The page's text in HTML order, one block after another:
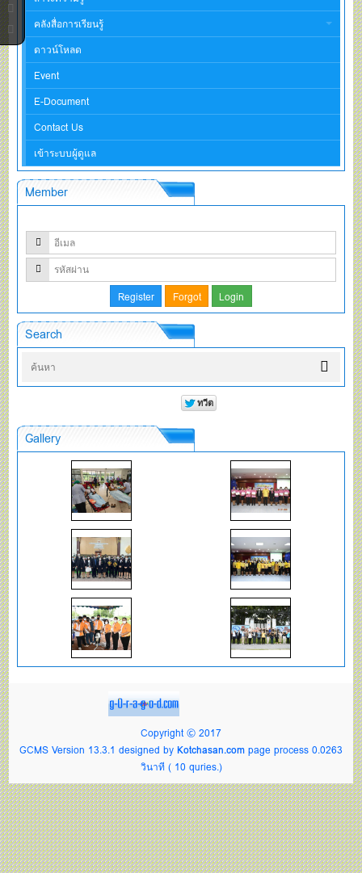
คลังสื่อการเรียนรู้
ดาวน์โหลด
Event
E-Document
Contact Us
เข้าระบบผู้ดูแล
Member
Search
Gallery
Copyright © 2017
GCMS Version 13.3.1 designed by Kotchasan.com page process 0.0263
วินาที ( 10 quries.)